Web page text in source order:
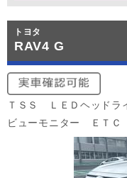
トヨタ
RAV4 G
ＴＳＳ ＬＥＤヘッド
ビューモニター ＥＴ